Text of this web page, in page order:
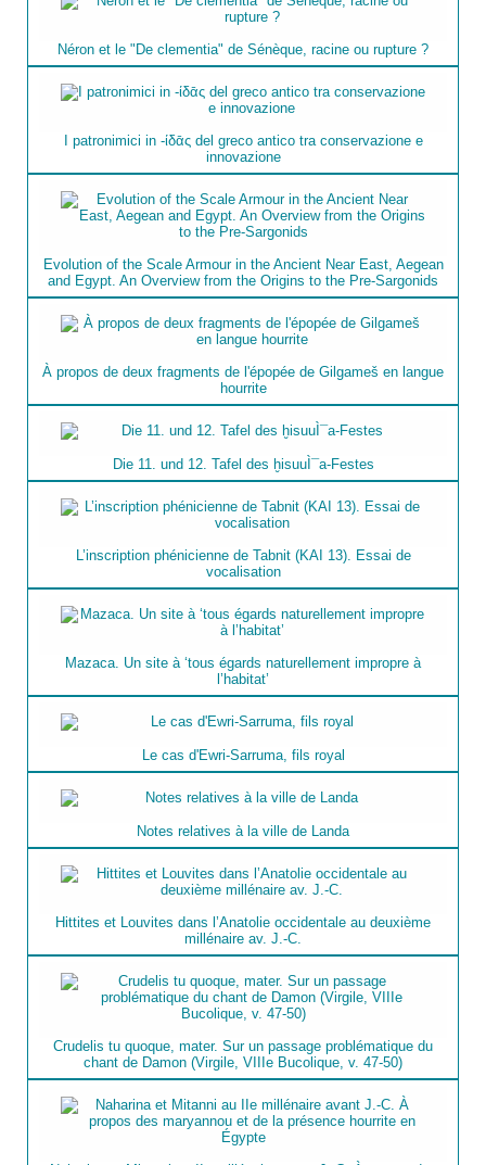
Néron et le "De clementia" de Sénèque, racine ou rupture ?
I patronimici in -ίδᾱς del greco antico tra conservazione e
innovazione
Evolution of the Scale Armour in the Ancient Near East, Aegean
and Egypt. An Overview from the Origins to the Pre-Sargonids
À propos de deux fragments de l'épopée de Gilgameš en langue
hourrite
Die 11. und 12. Tafel des ḫisuuÌ¯a-Festes
L’inscription phénicienne de Tabnit (KAI 13). Essai de
vocalisation
Mazaca. Un site à ‘tous égards naturellement impropre à
l’habitat’
Le cas d'Ewri-Sarruma, fils royal
Notes relatives à la ville de Landa
Hittites et Louvites dans l’Anatolie occidentale au deuxième
millénaire av. J.-C.
Crudelis tu quoque, mater. Sur un passage problématique du
chant de Damon (Virgile, VIIIe Bucolique, v. 47-50)